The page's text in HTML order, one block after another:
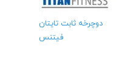
دوچرخه ثابت تایتان
فیتنس